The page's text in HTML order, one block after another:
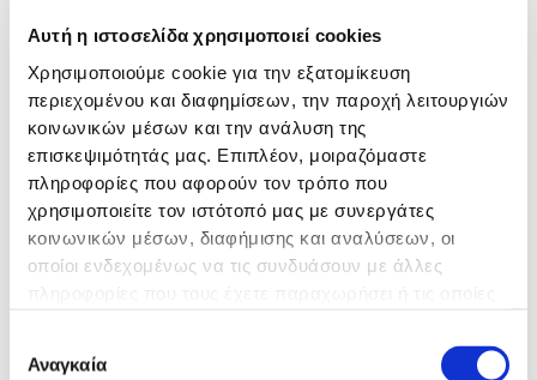
Αυτή η ιστοσελίδα χρησιμοποιεί cookies
Χρησιμοποιούμε cookie για την εξατομίκευση
περιεχομένου και διαφημίσεων, την παροχή λειτουργιών
κοινωνικών μέσων και την ανάλυση της
επισκεψιμότητάς μας. Επιπλέον, μοιραζόμαστε
πληροφορίες που αφορούν τον τρόπο που
χρησιμοποιείτε τον ιστότοπό μας με συνεργάτες
κοινωνικών μέσων, διαφήμισης και αναλύσεων, οι
οποίοι ενδεχομένως να τις συνδυάσουν με άλλες
συγκατάθεσης
Αναγκαία
Εργασιακή Εμπειρία
1998-
1999
Ειδικευόμενος στο
424 ΓΣΝΕ
(Θεσσαλονίκη)
1999-
2000
Ειρηνευτική
αποστολή ΝΑΤΟ
στο Κόσοβο
Infirmary (UK)